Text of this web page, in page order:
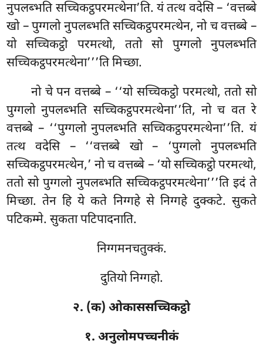
नुपलब्भति सच्चिकट्ठपरमत्थेना’ति. यं तत्थ वदेसि – ‘वत्तब्बे
खो – पुग्गलो नुपलब्भति सच्चिकट्ठपरमत्थेन, नो च वत्तब्बे –
यो सच्चिकट्ठो परमत्थो, ततो सो पुग्गलो नुपलब्भति
सच्चिकट्ठपरमत्थेना’’’ति मिच्छा.
नो चे पन वत्तब्बे – ‘‘यो सच्चिकट्ठो परमत्थो, ततो सो
पुग्गलो नुपलब्भति सच्चिकट्ठपरमत्थेना’’ति, नो च वत रे
वत्तब्बे – ‘‘पुग्गलो नुपलब्भति सच्चिकट्ठपरमत्थेना’’ति. यं
तत्थ वदेसि – ‘‘वत्तब्बे खो – ‘पुग्गलो नुपलब्भति
सच्चिकट्ठपरमत्थेन,’ नो च वत्तब्बे – ‘यो सच्चिकट्ठो परमत्थो,
ततो सो पुग्गलो नुपलब्भति सच्चिकट्ठपरमत्थेना’’’ति इदं ते
मिच्छा. तेन हि ये कते निग्गहे से निग्गहे दुक्कटे. सुकते
पटिकम्मे. सुकता पटिपादनाति.
निग्गमनचतुक्कं.
दुतियो निग्गहो.
२. (क) ओकाससच्चिकट्ठो
१. अनुलोमपच्चनीकं